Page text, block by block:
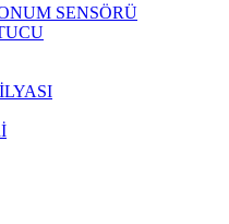
SENSÖRÜ